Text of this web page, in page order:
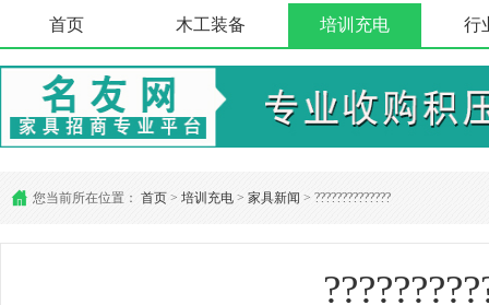
首页 木工装备 培训充电 行
您当前所在位置： 首页 > 培训充电 > 家具新闻 > ??????????????